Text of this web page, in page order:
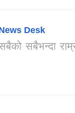
Desk
सबैभन्दा